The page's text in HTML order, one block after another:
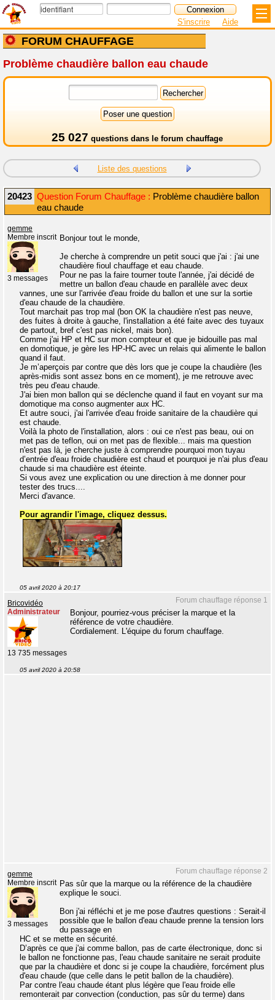
FORUM CHAUFFAGE
S'inscrire Aide
Problème chaudière ballon eau chaude
25 027 questions dans le forum chauffage
Liste des questions
20423 Question Forum Chauffage : Problème chaudière ballon
eau chaude
gemme
Membre inscrit
3 messages
Bonjour tout le monde,
Je cherche à comprendre un petit souci que j'ai : j'ai une
chaudière fioul chauffage et eau chaude.
Pour ne pas la faire tourner toute l'année, j'ai décidé de
mettre un ballon d'eau chaude en parallèle avec deux
vannes, une sur l'arrivée d'eau froide du ballon et une sur la sortie
d'eau chaude de la chaudière.
Tout marchait pas trop mal (bon OK la chaudière n'est pas neuve,
des fuites à droite à gauche, l'installation a été faite avec des tuyaux
de partout, bref c'est pas nickel, mais bon).
Comme j'ai HP et HC sur mon compteur et que je bidouille pas mal
en domotique, je gère les HP-HC avec un relais qui alimente le ballon
quand il faut.
Je m’aperçois par contre que dès lors que je coupe la chaudière (les
après-midis sont assez bons en ce moment), je me retrouve avec
très peu d'eau chaude.
J'ai bien mon ballon qui se déclenche quand il faut en voyant sur ma
domotique ma conso augmenter aux HC.
Et autre souci, j'ai l'arrivée d'eau froide sanitaire de la chaudière qui
est chaude.
Voilà la photo de l'installation, alors : oui ce n'est pas beau, oui on
met pas de teflon, oui on met pas de flexible... mais ma question
n'est pas là, je cherche juste à comprendre pourquoi mon tuyau
d’entrée d'eau froide chaudière est chaud et pourquoi je n'ai plus d'eau
chaude si ma chaudière est éteinte.
Si vous avez une explication ou une direction à me donner pour
tester des trucs....
Merci d'avance.
Pour agrandir l'image, cliquez dessus.
05 avril 2020 à 20:17
Forum chauffage réponse 1
Bricovidéo
Administrateur
13 735 messages
Bonjour, pourriez-vous préciser la marque et la
référence de votre chaudière.
Cordialement. L'équipe du forum chauffage.
05 avril 2020 à 20:58
Forum chauffage réponse 2
gemme
Membre inscrit
3 messages
Pas sûr que la marque ou la référence de la chaudière
explique le souci.
Bon j'ai réfléchi et je me pose d'autres questions : Serait-il
possible que le ballon d'eau chaude prenne la tension lors
du passage en
HC et se mette en sécurité.
D’après ce que j'ai comme ballon, pas de carte électronique, donc si
le ballon ne fonctionne pas, l'eau chaude sanitaire ne serait produite
que par la chaudière et donc si je coupe la chaudière, forcément plus
d'eau chaude (que celle dans le petit ballon de la chaudière).
Par contre l'eau chaude étant plus légère que l'eau froide elle
remonterait par convection (conduction, pas sûr du terme) dans